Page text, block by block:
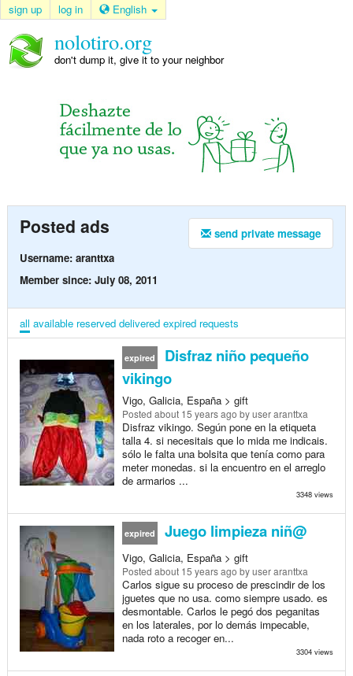
sign up log in English
nolotiro.org
don't dump it, give it to your neighbor
send private message
Posted ads
Username: aranttxa
Member since: July 08, 2011
all available reserved delivered expired requests
expired
Disfraz niño pequeño
vikingo
Vigo, Galicia, España > gift
Posted about 15 years ago by user aranttxa
Disfraz vikingo. Según pone en la etiqueta
talla 4. si necesitais que lo mida me indicais.
sólo le falta una bolsita que tenía como para
meter monedas. si la encuentro en el arreglo
de armarios ...
3348 views
expired Juego limpieza niñ@
Vigo, Galicia, España > gift
Posted about 15 years ago by user aranttxa
Carlos sigue su proceso de prescindir de los
jguetes que no usa. como siempre usado. es
desmontable. Carlos le pegó dos peganitas
en los laterales, por lo demás impecable,
nada roto a recoger en...
3304 views